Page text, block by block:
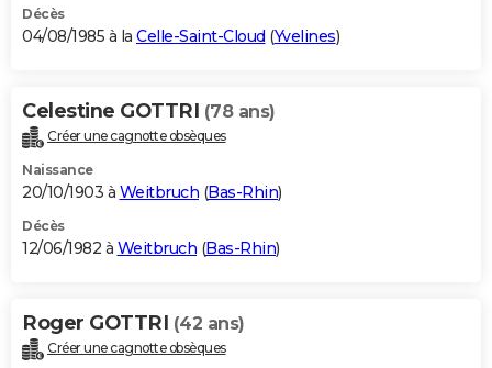
Décès
04/08/1985 à la Celle-Saint-Cloud (Yvelines)
Celestine GOTTRI (78 ans)
Créer une cagnotte obsèques
Naissance
20/10/1903 à Weitbruch (Bas-Rhin)
Décès
12/06/1982 à Weitbruch (Bas-Rhin)
Roger GOTTRI (42 ans)
Créer une cagnotte obsèques